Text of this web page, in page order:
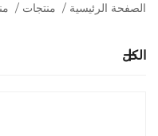
الصفحة الرئيسية / منتجات /
الكل